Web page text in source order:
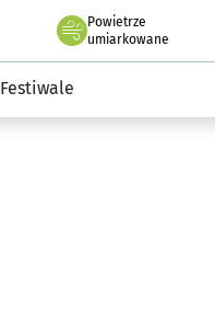
Powietrze
we Wrocławiu
umiarkowane
Festiwale